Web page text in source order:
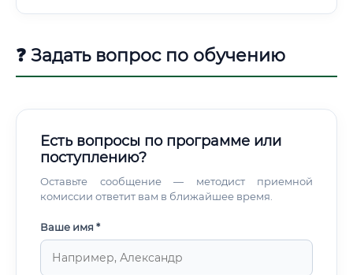
❓ Задать вопрос по обучению
Есть вопросы по программе или
поступлению?
Оставьте сообщение — методист приемной
комиссии ответит вам в ближайшее время.
Ваше имя *